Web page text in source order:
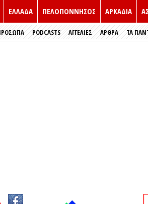
ΕΛΛΑΔΑ ΠΕΛΟΠΟΝΝΗΣΟΣ ΑΡΚΑΔΙΑ
PODCASTS ΑΓΓΕΛΙΕΣ ΑΡΘΡΑ ΤΑ